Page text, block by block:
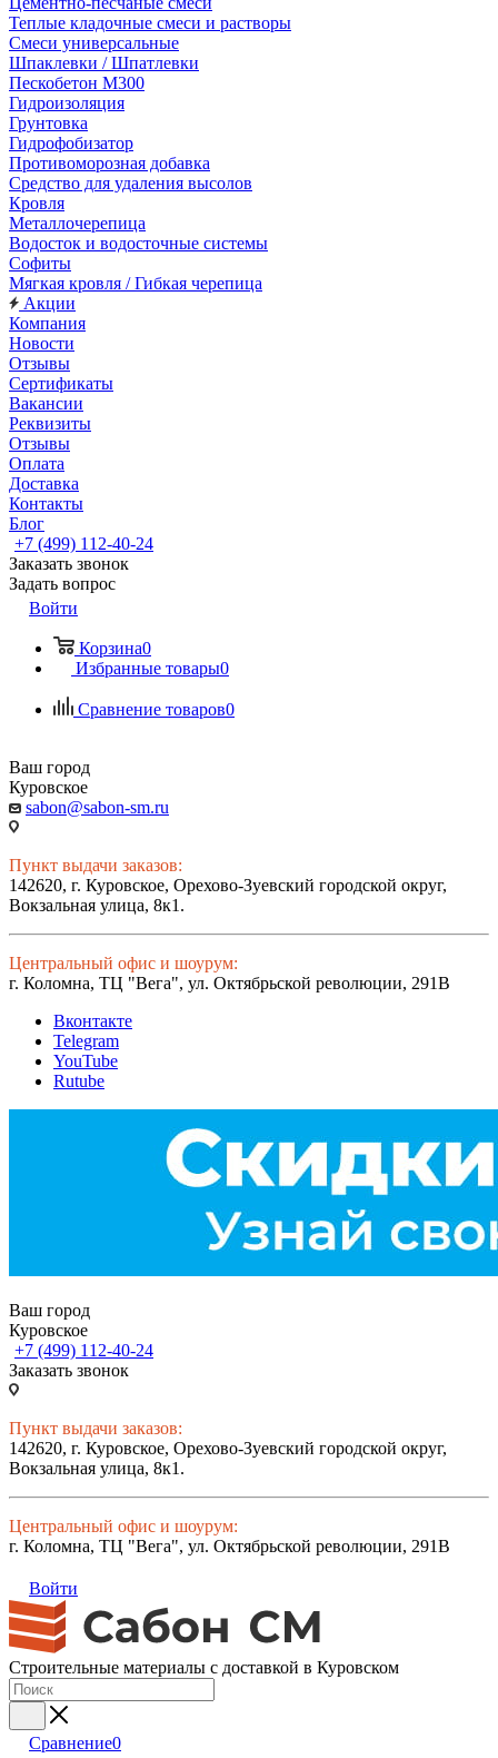
Теплые кладочные смеси и растворы
Смеси универсальные
Шпаклевки / Шпатлевки
Пескобетон М300
Гидроизоляция
Грунтовка
Гидрофобизатор
Противоморозная добавка
Средство для удаления высолов
Кровля
Металлочерепица
Водосток и водосточные системы
Софиты
Мягкая кровля / Гибкая черепица
Акции
Компания
Новости
Отзывы
Сертификаты
Вакансии
Реквизиты
Отзывы
Оплата
Доставка
Контакты
Блог
+7 (499) 112-40-24
Заказать звонок
Задать вопрос
Войти
Корзина0
Избранные товары0
Сравнение товаров0
Ваш город
Куровское
sabon@sabon-sm.ru
Пункт выдачи заказов:
142620, г. Куровское, Орехово-Зуевский городской округ,
Вокзальная улица, 8к1.
Центральный офис и шоурум:
г. Коломна, ТЦ "Вега", ул. Октябрьской революции, 291В
Вконтакте
Telegram
YouTube
Rutube
Ваш город
Куровское
+7 (499) 112-40-24
Заказать звонок
Пункт выдачи заказов:
142620, г. Куровское, Орехово-Зуевский городской округ,
Вокзальная улица, 8к1.
Центральный офис и шоурум:
г. Коломна, ТЦ "Вега", ул. Октябрьской революции, 291В
Войти
Строительные материалы с доставкой в Куровском
Сравнение0